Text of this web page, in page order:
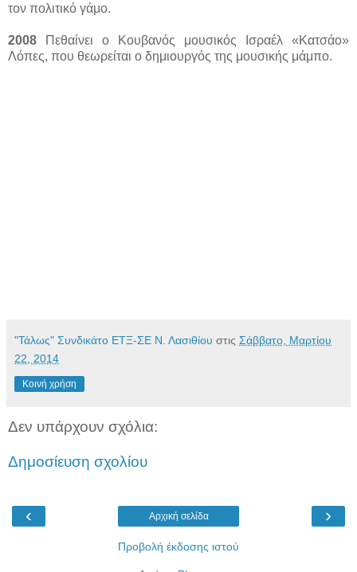
τον πολιτικό γάμο.
2008
Πεθαίνει ο Κουβανός μουσικός Ισραέλ «Κατσάο»
Λόπες, που θεωρείται ο δημιουργός της μουσικής μάμπο.
"Τάλως" Συνδικάτο ΕΤΞ-ΣΕ Ν. Λασιθίου στις Σάββατο, Μαρτίου
22, 2014
Κοινή χρήση
Δεν υπάρχουν σχόλια:
Δημοσίευση σχολίου
‹ ›
Αρχική σελίδα
Προβολή έκδοσης ιστού